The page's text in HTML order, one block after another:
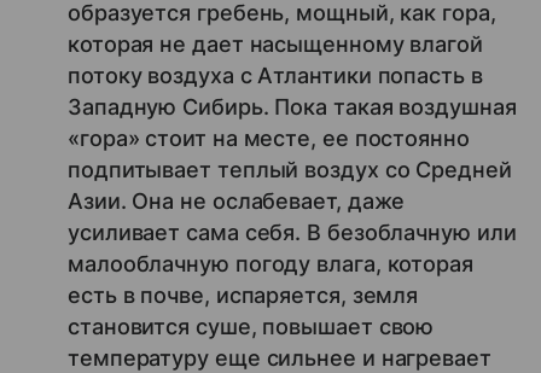
образуется гребень, мощный, как гора,
которая не дает насыщенному влагой
потоку воздуха с Атлантики попасть в
Западную Сибирь. Пока такая воздушная
«гора» стоит на месте, ее постоянно
подпитывает теплый воздух со Средней
Азии. Она не ослабевает, даже
усиливает сама себя. В безоблачную или
малооблачную погоду влага, которая
есть в почве, испаряется, земля
становится суше, повышает свою
температуру еще сильнее и нагревает